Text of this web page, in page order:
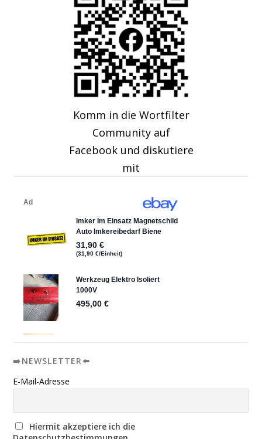
Komm in die Wortfilter
Community auf
Facebook und diskutiere
mit
➡️NEWSLETTER⬅️
E-Mail-Adresse
Hiermit akzeptiere ich die